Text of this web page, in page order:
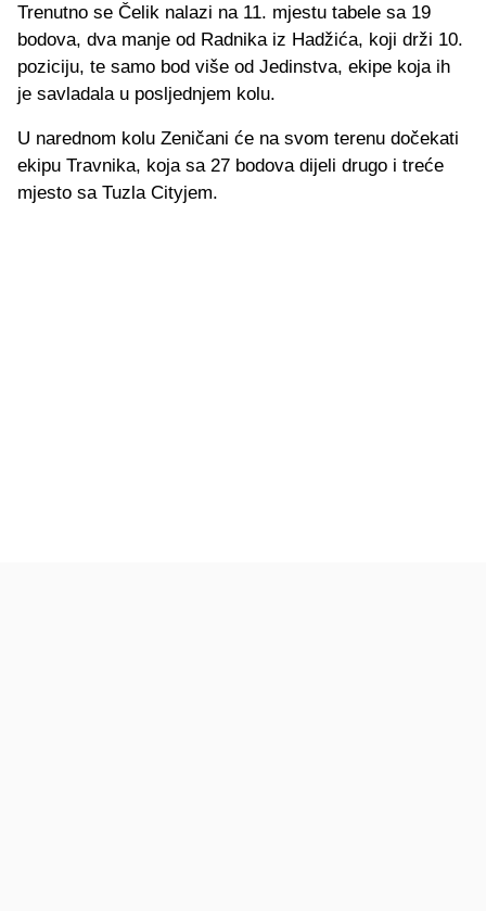
Trenutno se Čelik nalazi na 11. mjestu tabele sa 19
bodova, dva manje od Radnika iz Hadžića, koji drži 10.
poziciju, te samo bod više od Jedinstva, ekipe koja ih
je savladala u posljednjem kolu.
U narednom kolu Zeničani će na svom terenu dočekati
ekipu Travnika, koja sa 27 bodova dijeli drugo i treće
mjesto sa Tuzla Cityjem.